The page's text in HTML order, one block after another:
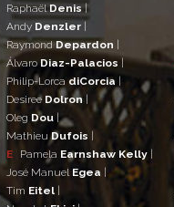
RaphaëlDenis|
Andy Denzler |
RaymondDepardon |
Álvaro Diaz-Palacios |
Philip-LorcadiCorcia |
Desiree Dolron |
Oleg Dou |
MathieuDufois |
E
Pamela Earnshaw Kelly |
José Manuel Egea |
Tim Eitel |